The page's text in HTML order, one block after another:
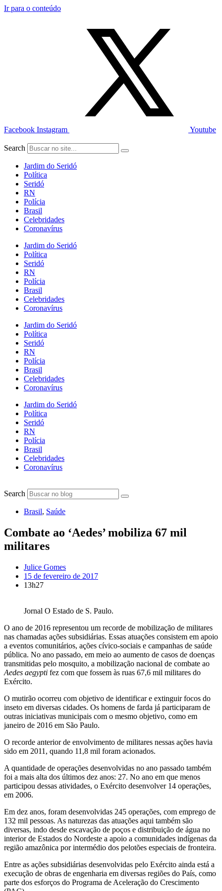
Ir para o conteúdo
Facebook Instagram Youtube
Search
Jardim do Seridó
Política
Seridó
RN
Polícia
Brasil
Celebridades
Coronavírus
Jardim do Seridó
Política
Seridó
RN
Polícia
Brasil
Celebridades
Coronavírus
Jardim do Seridó
Política
Seridó
RN
Polícia
Brasil
Celebridades
Coronavírus
Jardim do Seridó
Política
Seridó
RN
Polícia
Brasil
Celebridades
Coronavírus
Search
Brasil, Saúde
Combate ao ‘Aedes’ mobiliza 67 mil
militares
Julice Gomes
15 de fevereiro de 2017
13h27
Jornal O Estado de S. Paulo.
O ano de 2016 representou um recorde de mobilização de militares
nas chamadas ações subsidiárias. Essas atuações consistem em apoio
a eventos comunitários, ações cívico-sociais e campanhas de saúde
pública. No ano passado, em meio ao aumento de casos de doenças
transmitidas pelo mosquito, a mobilização nacional de combate ao
Aedes aegypti fez com que fossem às ruas 67,6 mil militares do
Exército.
O mutirão ocorreu com objetivo de identificar e extinguir focos do
inseto em diversas cidades. Os homens de farda já participaram de
outras iniciativas municipais com o mesmo objetivo, como em
janeiro de 2016 em São Paulo.
O recorde anterior de envolvimento de militares nessas ações havia
sido em 2011, quando 11,8 mil foram acionados.
A quantidade de operações desenvolvidas no ano passado também
foi a mais alta dos últimos dez anos: 27. No ano em que menos
participou dessas atividades, o Exército desenvolver 14 operações,
em 2006.
Em dez anos, foram desenvolvidas 245 operações, com emprego de
132 mil pessoas. As naturezas das atuações aqui também são
diversas, indo desde escavação de poços e distribuição de água no
interior de Estados do Nordeste a apoio a comunidades indígenas da
região amazônica por intermédio dos pelotões especiais de fronteira.
Entre as ações subsidiárias desenvolvidas pelo Exército ainda está a
execução de obras de engenharia em diversas regiões do País, como
parte dos esforços do Programa de Aceleração do Crescimento